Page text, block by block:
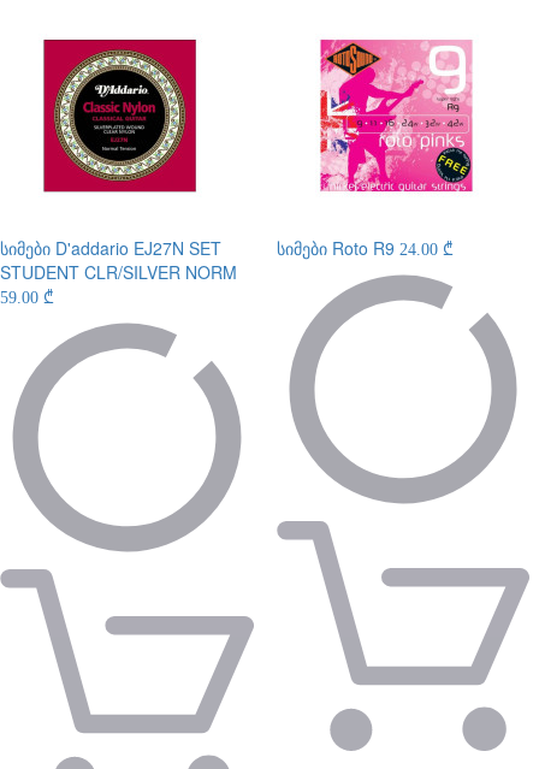
სიმები D'addario EJ27N SET
STUDENT CLR/SILVER NORM
59.00 ₾
სიმები Roto R9 24.00 ₾